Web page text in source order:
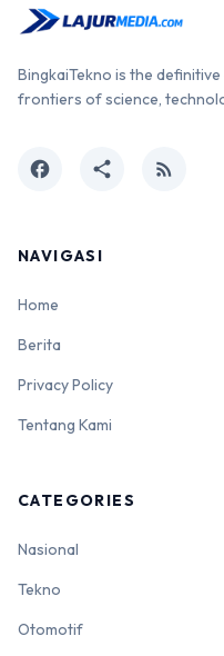
BingkaiTekno is the
frontiers of science,
facebook share rss_feed
NAVIGASI
Home
Berita
Privacy Policy
Tentang Kami
CATEGORIES
Nasional
Tekno
Otomotif